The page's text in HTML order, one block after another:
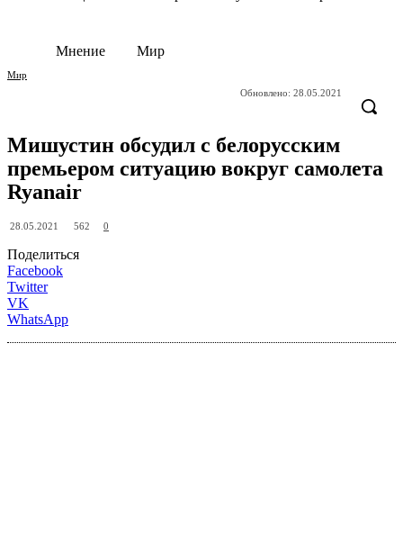
Мнение Мир
Мир
Обновлено: 28.05.2021
Мишустин обсудил с белорусским
премьером ситуацию вокруг самолета
Ryanair
28.05.2021 562 0
Поделиться
Facebook
Twitter
VK
WhatsApp